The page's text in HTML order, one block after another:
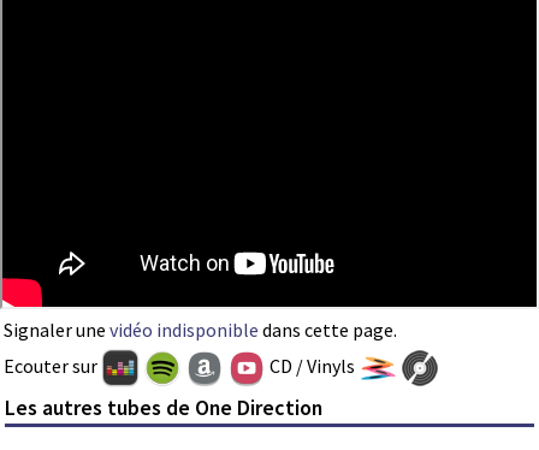
Signaler une vidéo indisponible dans cette page.
Ecouter sur
CD / Vinyls
Les autres tubes de One Direction